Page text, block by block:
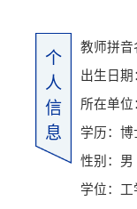
个
人
信
息
教师拼音
出生日期
所在单
学历：博
性别：男
学位：工